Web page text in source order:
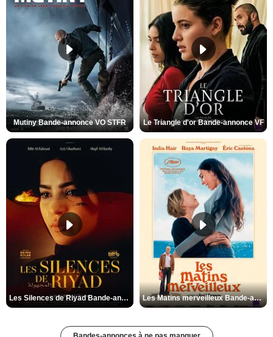
Mutiny Bande-annonce VO STFR Le Triangle d'or Bande-annonce VF
Les Silences de Riyad Bande-annonce VO STFR Les Matins merveilleux Bande-annonce VF